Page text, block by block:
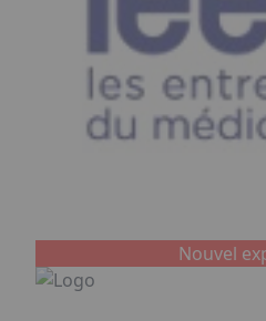
Nouvel